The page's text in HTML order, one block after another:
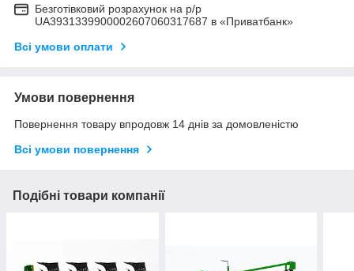
Безготівковий розрахунок на р/р
UA3931339900002607060317687 в «Приватбанк»
Всі умови оплати
Умови повернення
Повернення товару впродовж 14 днів за домовленістю
Всі умови повернення
Подібні товари компанії